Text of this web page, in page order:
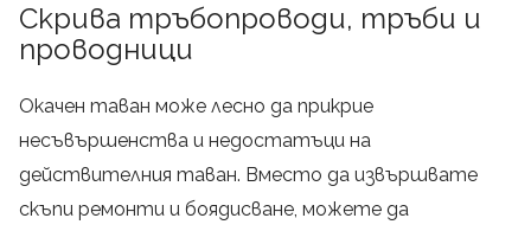
Скрива тръбопроводи, тръби и
проводници
Окачен таван може лесно да прикрие
несъвършенства и недостатъци на
действителния таван. Вместо да извършвате
скъпи ремонти и боядисване, можете да